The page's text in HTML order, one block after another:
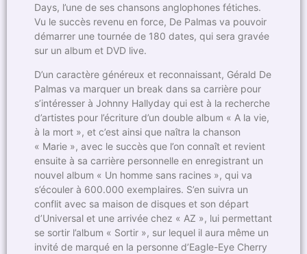
Days, l’une de ses chansons anglophones fétiches.
Vu le succès revenu en force, De Palmas va pouvoir
démarrer une tournée de 180 dates, qui sera gravée
sur un album et DVD live.
D’un caractère généreux et reconnaissant, Gérald De
Palmas va marquer un break dans sa carrière pour
s’intéresser à Johnny Hallyday qui est à la recherche
d’artistes pour l’écriture d’un double album « A la vie,
à la mort », et c’est ainsi que naîtra la chanson
« Marie », avec le succès que l’on connaît et revient
ensuite à sa carrière personnelle en enregistrant un
nouvel album « Un homme sans racines », qui va
s’écouler à 600.000 exemplaires. S’en suivra un
conflit avec sa maison de disques et son départ
d’Universal et une arrivée chez « AZ », lui permettant
se sortir l’album « Sortir », sur lequel il aura même un
invité de marqué en la personne d’Eagle-Eye Cherry